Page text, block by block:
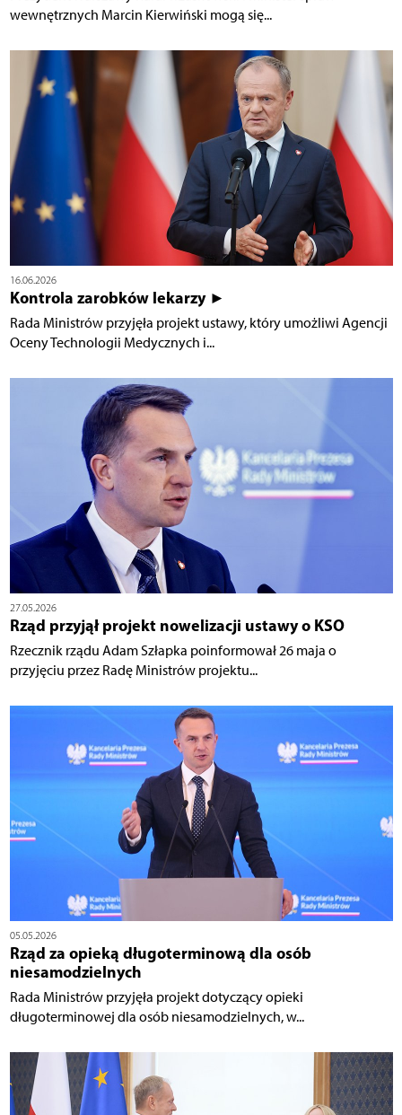
wewnętrznych Marcin Kierwiński mogą się...
16.06.2026
Kontrola zarobków lekarzy ►
Rada Ministrów przyjęła projekt ustawy, który umożliwi Agencji
Oceny Technologii Medycznych i...
27.05.2026
Rząd przyjął projekt nowelizacji ustawy o KSO
Rzecznik rządu Adam Szłapka poinformował 26 maja o
przyjęciu przez Radę Ministrów projektu...
05.05.2026
Rząd za opieką długoterminową dla osób
niesamodzielnych
Rada Ministrów przyjęła projekt dotyczący opieki
długoterminowej dla osób niesamodzielnych, w...